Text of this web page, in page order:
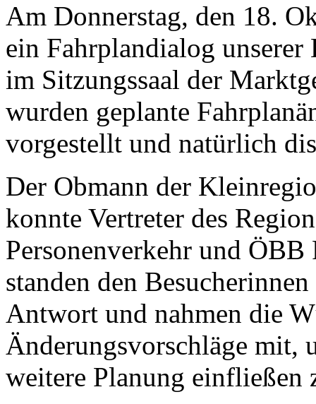
Am Donnerstag, den 18.
ein Fahrplandialog
im Sitzungssaal der
wurden geplante
vorgestellt und natürlich
Der Obmann der
konnte Vertreter des
Personenverkehr und ÖBB
standen den
Antwort und nahmen die
Änderungsvorschläge mit,
weitere Planung einfließen